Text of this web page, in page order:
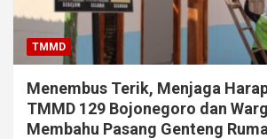
TMMD
Menembus Terik, Menjaga
TMMD 129 Bojonegoro dan
Membahu Pasang Genteng